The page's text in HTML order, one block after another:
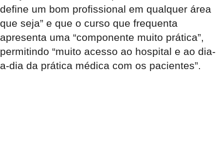
define um bom profissional em qualquer área
que seja” e que o curso que frequenta
apresenta uma “componente muito prática”,
permitindo “muito acesso ao hospital e ao dia-
a-dia da prática médica com os pacientes”.